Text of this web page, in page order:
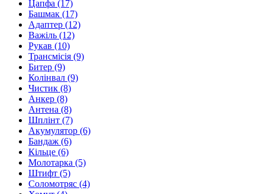
Цапфа (17)
Башмак (17)
Адаптер (12)
Важіль (12)
Рукав (10)
Трансмісія (9)
Битер (9)
Колінвал (9)
Чистик (8)
Анкер (8)
Антена (8)
Шплiнт (7)
Акумулятор (6)
Бандаж (6)
Кільце (6)
Молотарка (5)
Штифт (5)
Соломотряс (4)